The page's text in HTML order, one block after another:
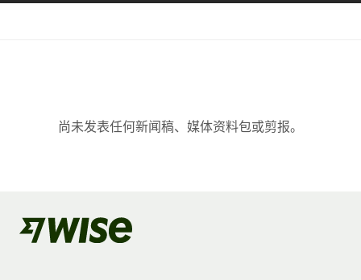
尚未发表任何新闻稿、媒体资料包或剪报。